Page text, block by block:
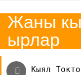
Жаны
ырлар
Кыял